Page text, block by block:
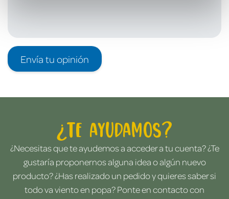
Envía tu opinión
¿Te ayudamos?
¿Necesitas que te ayudemos a acceder a tu cuenta? ¿Te
gustaría proponernos alguna idea o algún nuevo
producto? ¿Has realizado un pedido y quieres saber si
todo va viento en popa? Ponte en contacto con